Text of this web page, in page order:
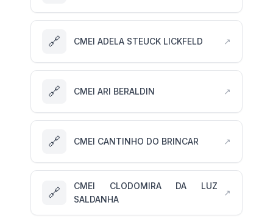
🔗 CMEI ADELA STEUCK LICKFELD ↗
🔗 CMEI ARI BERALDIN ↗
🔗 CMEI CANTINHO DO BRINCAR ↗
🔗
CMEI CLODOMIRA DA LUZ
SALDANHA
↗